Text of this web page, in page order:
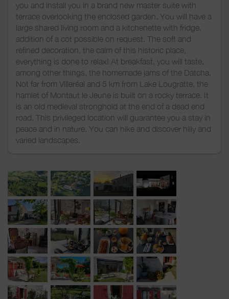
you and install you in a brand new master suite with
terrace overlooking the enclosed garden. You will have a
large shared living room and a kitchenette with fridge,
addition of a cot possible on request. The soft and
refined decoration, the calm of this historic place,
everything is done to relax! At breakfast, you will taste,
among other things, the homemade jams of the Datcha.
Not far from Villeréal and 5 km from Lake Lougratte, the
hamlet of Montaut le Jeune is built on a rocky terrace. It
is an old medieval stronghold at the end of a dead end
road. This privileged location will guarantee you a stay in
peace and in nature. You can hike and discover hilly and
varied landscapes.